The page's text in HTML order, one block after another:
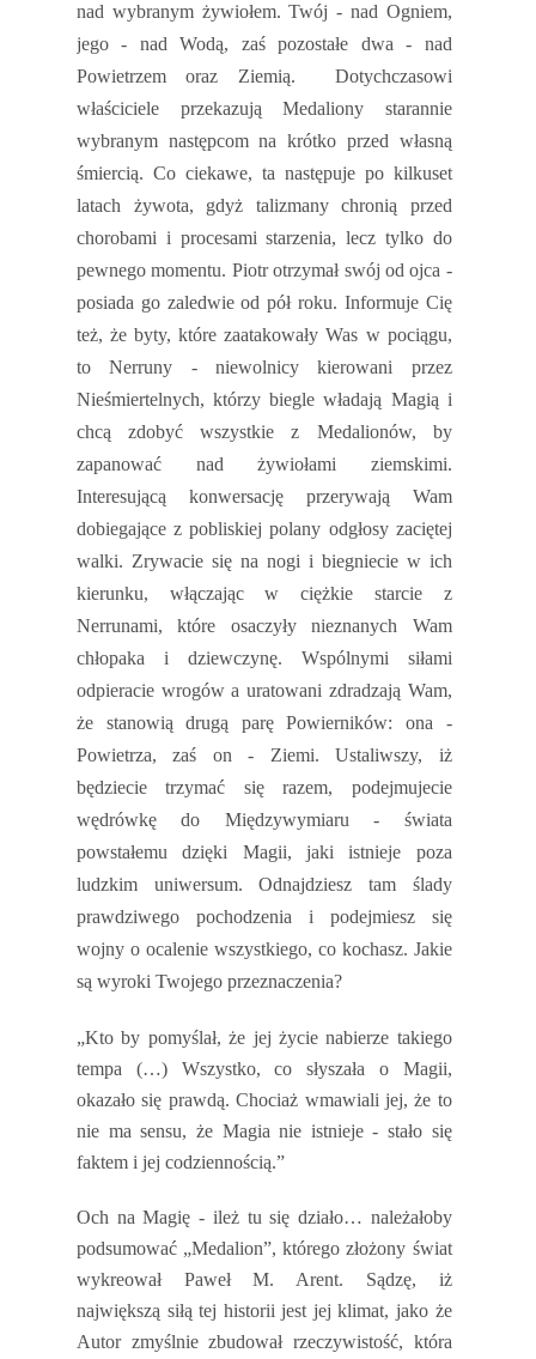
nad wybranym żywiołem. Twój - nad Ogniem,
jego - nad Wodą, zaś pozostałe dwa - nad
Powietrzem oraz Ziemią.
Dotychczasowi
właściciele przekazują Medaliony starannie
wybranym następcom na krótko przed własną
śmiercią. Co ciekawe, ta następuje po kilkuset
latach żywota, gdyż talizmany chronią przed
chorobami i procesami starzenia, lecz tylko do
pewnego momentu. Piotr otrzymał swój od ojca -
posiada go zaledwie od pół roku. Informuje Cię
też, że byty, które zaatakowały Was w pociągu,
to Nerruny - niewolnicy kierowani przez
Nieśmiertelnych, którzy biegle władają Magią i
chcą zdobyć wszystkie z Medalionów, by
zapanować nad żywiołami ziemskimi.
Interesującą konwersację przerywają Wam
dobiegające z pobliskiej polany odgłosy zaciętej
walki. Zrywacie się na nogi i biegniecie w ich
kierunku, włączając w ciężkie starcie z
Nerrunami, które osaczyły nieznanych Wam
chłopaka i dziewczynę. Wspólnymi siłami
odpieracie wrogów a uratowani zdradzają Wam,
że stanowią drugą parę Powierników: ona -
Powietrza, zaś on - Ziemi. Ustaliwszy, iż
będziecie trzymać się razem, podejmujecie
wędrówkę do Międzywymiaru - świata
powstałemu dzięki Magii, jaki istnieje poza
ludzkim uniwersum. Odnajdziesz tam ślady
prawdziwego pochodzenia i podejmiesz się
wojny o ocalenie wszystkiego, co kochasz. Jakie
są wyroki Twojego przeznaczenia?
„Kto by pomyślał, że jej życie nabierze takiego
tempa (…) Wszystko, co słyszała o Magii,
okazało się prawdą. Chociaż wmawiali jej, że to
nie ma sensu, że Magia nie istnieje - stało się
faktem i jej codziennością.”
Och na Magię - ileż tu się działo… należałoby
podsumować „Medalion”, którego złożony świat
wykreował Paweł M. Arent. Sądzę, iż
największą siłą tej historii jest jej klimat, jako że
Autor zmyślnie zbudował rzeczywistość, która